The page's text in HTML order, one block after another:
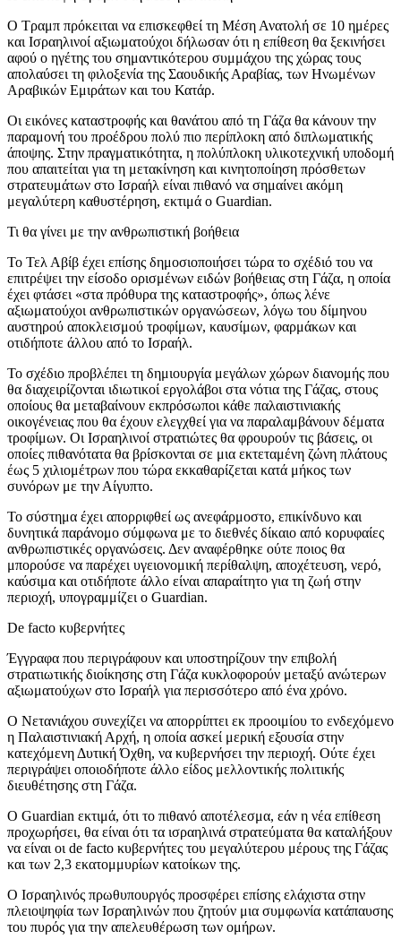
Ο Τραμπ πρόκειται να επισκεφθεί τη Μέση Ανατολή σε 10 ημέρες
και Ισραηλινοί αξιωματούχοι δήλωσαν ότι η επίθεση θα ξεκινήσει
αφού ο ηγέτης του σημαντικότερου συμμάχου της χώρας τους
απολαύσει τη φιλοξενία της Σαουδικής Αραβίας, των Ηνωμένων
Αραβικών Εμιράτων και του Κατάρ.
Οι εικόνες καταστροφής και θανάτου από τη Γάζα θα κάνουν την
παραμονή του προέδρου πολύ πιο περίπλοκη από διπλωματικής
άποψης. Στην πραγματικότητα, η πολύπλοκη υλικοτεχνική υποδομή
που απαιτείται για τη μετακίνηση και κινητοποίηση πρόσθετων
στρατευμάτων στο Ισραήλ είναι πιθανό να σημαίνει ακόμη
μεγαλύτερη καθυστέρηση, εκτιμά ο Guardian.
Τι θα γίνει με την ανθρωπιστική βοήθεια
Το Τελ Αβίβ έχει επίσης δημοσιοποιήσει τώρα το σχέδιό του να
επιτρέψει την είσοδο ορισμένων ειδών βοήθειας στη Γάζα, η οποία
έχει φτάσει «στα πρόθυρα της καταστροφής», όπως λένε
αξιωματούχοι ανθρωπιστικών οργανώσεων, λόγω του δίμηνου
αυστηρού αποκλεισμού τροφίμων, καυσίμων, φαρμάκων και
οτιδήποτε άλλου από το Ισραήλ.
Το σχέδιο προβλέπει τη δημιουργία μεγάλων χώρων διανομής που
θα διαχειρίζονται ιδιωτικοί εργολάβοι στα νότια της Γάζας, στους
οποίους θα μεταβαίνουν εκπρόσωποι κάθε παλαιστινιακής
οικογένειας που θα έχουν ελεγχθεί για να παραλαμβάνουν δέματα
τροφίμων. Οι Ισραηλινοί στρατιώτες θα φρουρούν τις βάσεις, οι
οποίες πιθανότατα θα βρίσκονται σε μια εκτεταμένη ζώνη πλάτους
έως 5 χιλιομέτρων που τώρα εκκαθαρίζεται κατά μήκος των
συνόρων με την Αίγυπτο.
Το σύστημα έχει απορριφθεί ως ανεφάρμοστο, επικίνδυνο και
δυνητικά παράνομο σύμφωνα με το διεθνές δίκαιο από κορυφαίες
ανθρωπιστικές οργανώσεις. Δεν αναφέρθηκε ούτε ποιος θα
μπορούσε να παρέχει υγειονομική περίθαλψη, αποχέτευση, νερό,
καύσιμα και οτιδήποτε άλλο είναι απαραίτητο για τη ζωή στην
περιοχή, υπογραμμίζει ο Guardian.
De facto κυβερνήτες
Έγγραφα που περιγράφουν και υποστηρίζουν την επιβολή
στρατιωτικής διοίκησης στη Γάζα κυκλοφορούν μεταξύ ανώτερων
αξιωματούχων στο Ισραήλ για περισσότερο από ένα χρόνο.
Ο Νετανιάχου συνεχίζει να απορρίπτει εκ προοιμίου το ενδεχόμενο
η Παλαιστινιακή Αρχή, η οποία ασκεί μερική εξουσία στην
κατεχόμενη Δυτική Όχθη, να κυβερνήσει την περιοχή. Ούτε έχει
περιγράψει οποιοδήποτε άλλο είδος μελλοντικής πολιτικής
διευθέτησης στη Γάζα.
Ο Guardian εκτιμά, ότι το πιθανό αποτέλεσμα, εάν η νέα επίθεση
προχωρήσει, θα είναι ότι τα ισραηλινά στρατεύματα θα καταλήξουν
να είναι οι de facto κυβερνήτες του μεγαλύτερου μέρους της Γάζας
και των 2,3 εκατομμυρίων κατοίκων της.
Ο Ισραηλινός πρωθυπουργός προσφέρει επίσης ελάχιστα στην
πλειοψηφία των Ισραηλινών που ζητούν μια συμφωνία κατάπαυσης
του πυρός για την απελευθέρωση των ομήρων.